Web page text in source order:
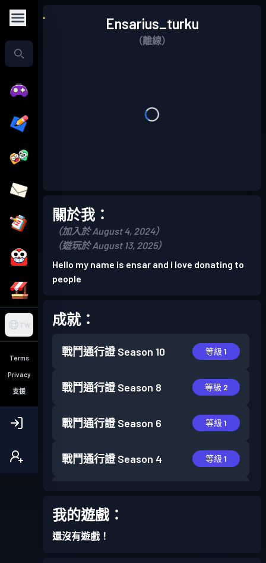
TW
Terms
Privacy
支援
Ensarius_turku
（離線）
關於我：
（加入於 August 4, 2024）
（遊玩於 August 13, 2025）
Hello my name is ensar and i love donating to
people
成就：
戰鬥通行證 Season 10 等級 1
戰鬥通行證 Season 8 等級 2
戰鬥通行證 Season 6 等級 1
戰鬥通行證 Season 4 等級 1
戰鬥通行證
我的遊戲：
還沒有遊戲！